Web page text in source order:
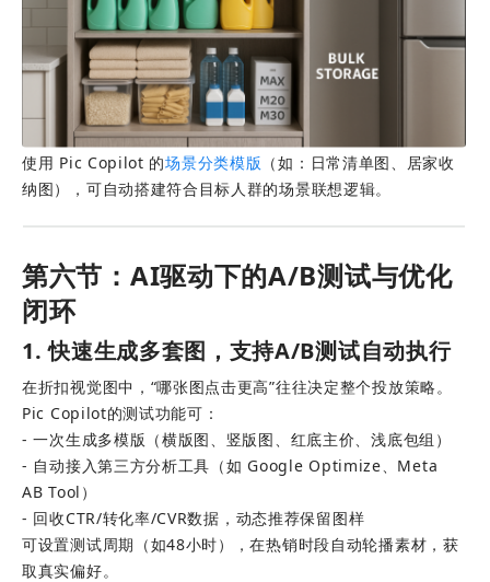
使用 Pic Copilot 的场景分类模版 （如：日常清单图、居家收
纳图），可自动搭建符合目标人群的场景联想逻辑。
第六节：AI驱动下的A/B测试与优化
闭环
1. 快速生成多套图，支持A/B测试自动执行
在折扣视觉图中，“哪张图点击更高”往往决定整个投放策略。
Pic Copilot的测试功能可：
- 一次生成多模版（横版图、竖版图、红底主价、浅底包组）
- 自动接入第三方分析工具（如 Google Optimize、Meta
AB Tool）
- 回收CTR/转化率/CVR数据，动态推荐保留图样
可设置测试周期（如48小时），在热销时段自动轮播素材，获
取真实偏好。